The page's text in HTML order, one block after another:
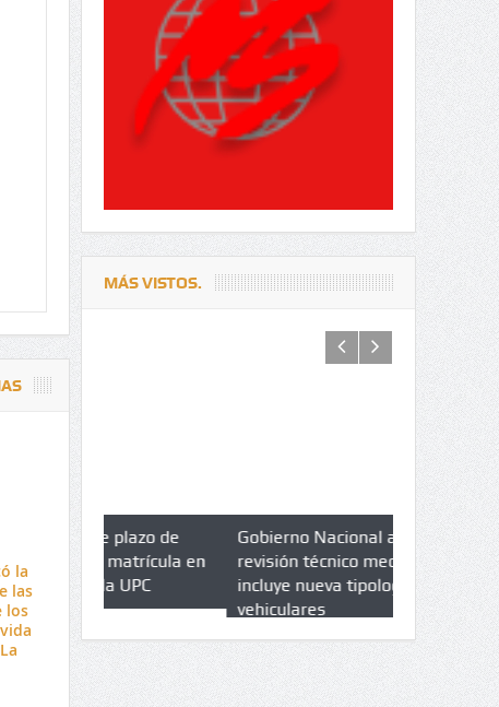
la
las
los
MÁS VISTOS.
de
en
Gobierno Nacional amplia
revisión técnico mecánica e
incluye nueva tipologías
vehiculares
Qué es un
cuáles son